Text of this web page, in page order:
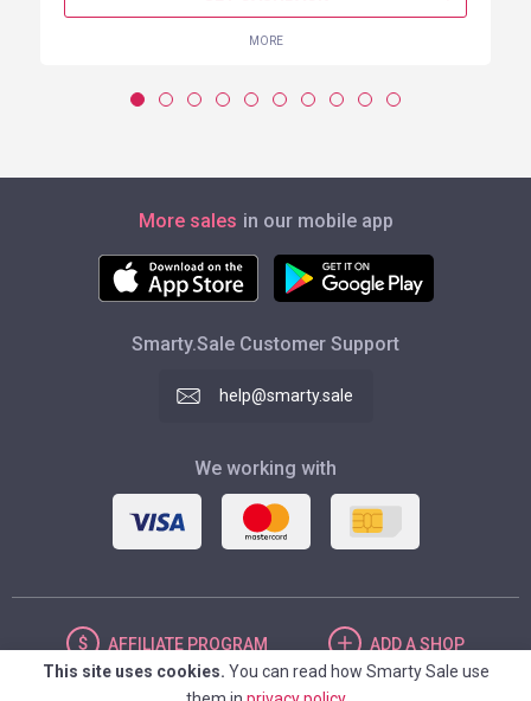
MORE
More sales in our mobile app
Smarty.Sale Customer Support
help@smarty.sale
We working with
AFFILIATE PROGRAM ADDA SHOP
This site uses cookies. You can read how Smarty Sale use